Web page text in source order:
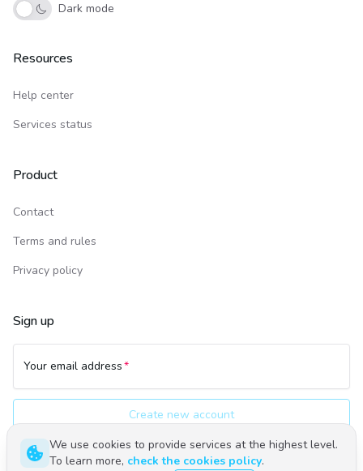
Dark mode
Resources
Help center
Services status
Product
Contact
Terms and rules
Privacy policy
Sign up
Your email address
Create new account
Polski English
We use cookies to provide services at the highest level.
To learn more, check the cookies policy.